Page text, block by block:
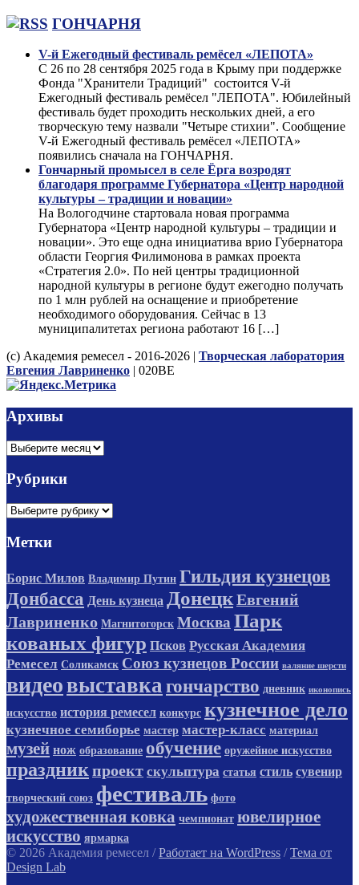
ГОНЧАРНЯ
V-й Ежегодный фестиваль ремёсел «ЛЕПОТА»
С 26 по 28 сентября 2025 года в Крыму при поддержке
Фонда "Хранители Традиций" состоится V-й
Ежегодный фестиваль ремёсел "ЛЕПОТА". Юбилейный
фестиваль будет проходить нескольких дней, а его
творческую тему назвали "Четыре стихии". Сообщение
V-й Ежегодный фестиваль ремёсел «ЛЕПОТА»
появились сначала на ГОНЧАРНЯ.
Гончарный промысел в селе Ёрга возродят
благодаря программе Губернатора «Центр народной
культуры – традиции и новации»
На Вологодчине стартовала новая программа
Губернатора «Центр народной культуры – традиции и
новации». Это еще одна инициатива врио Губернатора
области Георгия Филимонова в рамках проекта
«Стратегия 2.0». По ней центры традиционной
народной культуры в регионе будут ежегодно получать
по 1 млн рублей на оснащение и приобретение
необходимого оборудования. Сейчас в 13
муниципалитетах региона работают 16 […]
(с) Академия ремесел - 2016-2026 | Творческая лаборатория
Евгения Лавриненко | 020BE
Архивы
Архивы
Рубрики
Рубрики
Метки
Борис Милов Владимир Путин Гильдия кузнецов
Донбасса День кузнеца ДонецкЕвгений
Лавриненко Магнитогорск Москва Парк
кованых фигур Псков Русская Академия
Ремесел Соликамск Союз кузнецов России валяние шерсти
видеовыставка гончарство дневник иконопись
искусство история ремесел конкурс кузнечное дело
кузнечное семиборье мастер мастер-класс материал
музей нож образование обучение оружейное искусство
праздник проект скульптура статья стиль сувенир
творческий союз фестиваль фото
художественная ковка чемпионат ювелирное
искусство ярмарка
© 2026 Академия ремесел / Работает на WordPress / Тема от
Design Lab